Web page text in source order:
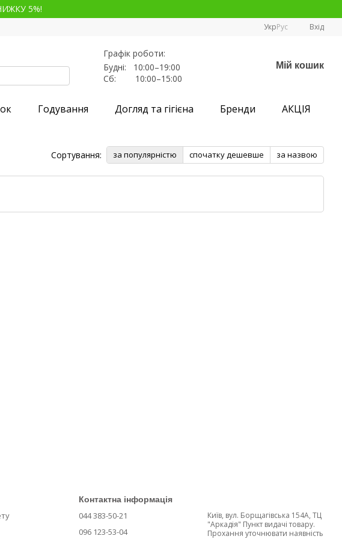
5%!
УкрРус Вхід
Графік роботи:
Будні: 10:00–19:00
Сб: 10:00–15:00
Мій кошик
Годування Догляд та гігієна Бренди АКЦІЯ
Сортування: за популярністю спочатку дешевше за назвою
Контактна інформація
044 383-50-21
096 123-53-04
Київ, вул. Борщагівська 154А, ТЦ
"Аркадія" Пункт видачі товару.
Прохання уточнювати наявність